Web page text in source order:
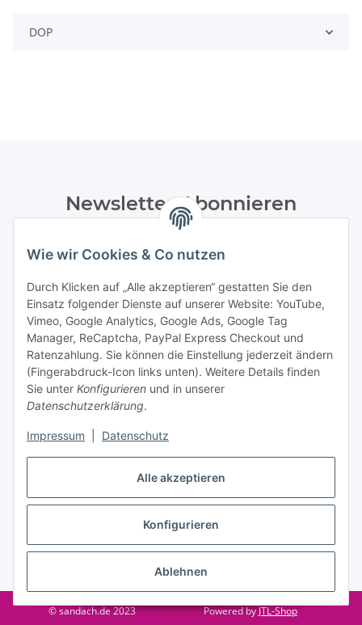
Alle akzeptieren
Konfigurieren
Ablehnen
Wie wir Cookies & Co nutzen
Durch Klicken auf „Alle akzeptieren“ gestatten Sie den
Einsatz folgender Dienste auf unserer Website: YouTube,
Vimeo, Google Analytics, Google Ads, Google Tag
Manager, ReCaptcha, PayPal Express Checkout und
Ratenzahlung. Sie können die Einstellung jederzeit ändern
(Fingerabdruck-Icon links unten). Weitere Details finden
Sie unter Konfigurieren und in unserer
Datenschutzerklärung.
Impressum Datenschutz
DOP
Newsletter Abonnieren
Datenschutzerklärungregelmäßig und jederzeit widerruflich
Abonnieren
Informationen
Gesetzliche Informationen
Vertrag widerrufen
* Alle Preise inkl. gesetzlicher USt., zzgl.Versand
© sandach.de 2023 Powered byJTL-Shop